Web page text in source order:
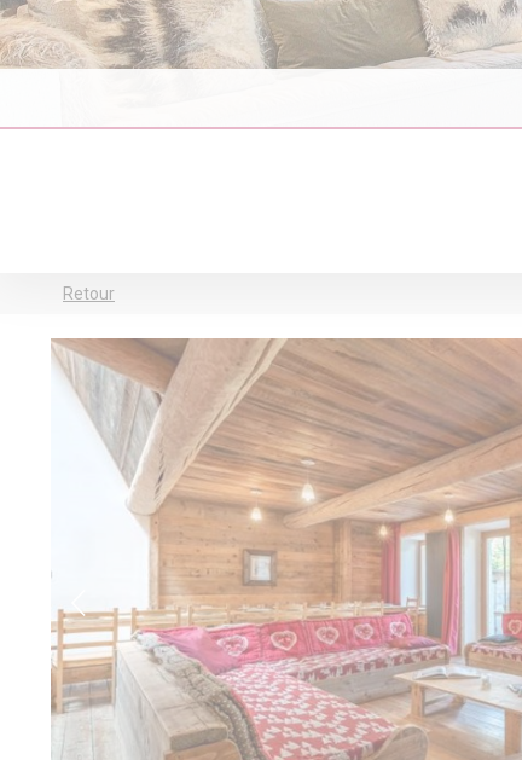
Retour